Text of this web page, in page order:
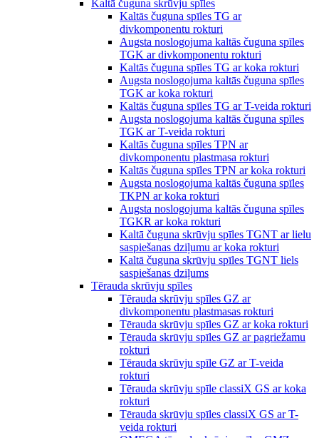
Kaltā čuguna skrūvju spīles
Kaltās čuguna spīles TG ar
divkomponentu rokturi
Augsta noslogojuma kaltās čuguna spīles
TGK ar divkomponentu rokturi
Kaltās čuguna spīles TG ar koka rokturi
Augsta noslogojuma kaltās čuguna spīles
TGK ar koka rokturi
Kaltās čuguna spīles TG ar T-veida rokturi
Augsta noslogojuma kaltās čuguna spīles
TGK ar T-veida rokturi
Kaltās čuguna spīles TPN ar
divkomponentu plastmasa rokturi
Kaltās čuguna spīles TPN ar koka rokturi
Augsta noslogojuma kaltās čuguna spīles
TKPN ar koka rokturi
Augsta noslogojuma kaltās čuguna spīles
TGKR ar koka rokturi
Kaltā čuguna skrūvju spīles TGNT ar lielu
saspiešanas dziļumu ar koka rokturi
Kaltā čuguna skrūvju spīles TGNT liels
saspiešanas dziļums
Tērauda skrūvju spīles
Tērauda skrūvju spīles GZ ar
divkomponentu plastmasas rokturi
Tērauda skrūvju spīles GZ ar koka rokturi
Tērauda skrūvju spīles GZ ar pagriežamu
rokturi
Tērauda skrūvju spīle GZ ar T-veida
rokturi
Tērauda skrūvju spīle classiX GS ar koka
rokturi
Tērauda skrūvju spīles classiX GS ar T-
veida rokturi